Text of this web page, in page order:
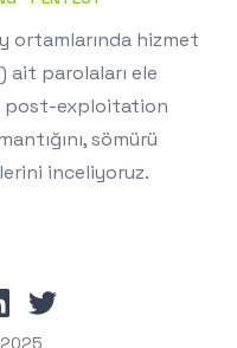
ortamlarında hizmet
ait parolaları ele
post-exploitation
sömürü
inceliyoruz.
twitter